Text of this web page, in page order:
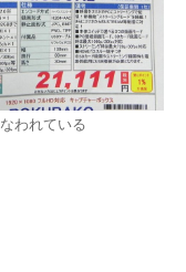
われている